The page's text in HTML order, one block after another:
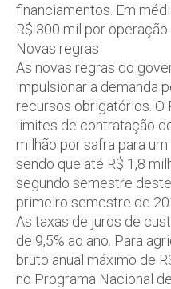
financiamentos. Em
R$ 300 mil por operação.
Novas regras
As novas regras do
impulsionar a demanda
recursos obrigatórios. O
limites de contratação
milhão por safra para
sendo que até R$ 1,8
segundo semestre
primeiro semestre de
As taxas de juros de
de 9,5% ao ano. Para
bruto anual máximo de
no Programa Nacional